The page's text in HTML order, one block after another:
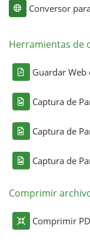
Conversor
Herramientas de
Guardar Web
Captura de
Captura de
Captura de
Comprimir
Comprimir